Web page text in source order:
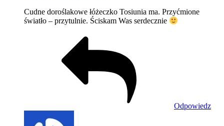
Cudne doroślakowe łóżeczko Tosiunia ma. Przyćmione
światło – przytulnie. Ściskam Was serdecznie
Odpowiedz